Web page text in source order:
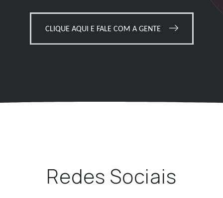
CLIQUE AQUI E FALE COM A GENTE
Redes Sociais